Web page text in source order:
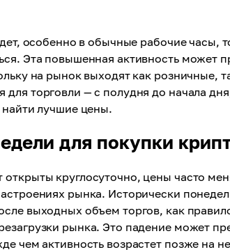
особенно в обычные рабочие часы,
Эта повышенная активность может
на рынок выходят как розничные,
торговли — с полудня до начала
лучшие цены.
для покупки
круглосуточно, цены часто
рынка. Исторически
выходных объем торгов, как
рынка. Это падение может
чем активность возрастет позже на